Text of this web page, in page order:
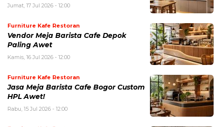
Jumat, 17 Jul 2026 - 12:00
Furniture Kafe Restoran
Vendor Meja Barista Cafe Depok
Paling Awet
Kamis, 16 Jul 2026 - 12:00
Furniture Kafe Restoran
Jasa Meja Barista Cafe Bogor Custom
HPL Awet!
Rabu, 15 Jul 2026 - 12:00